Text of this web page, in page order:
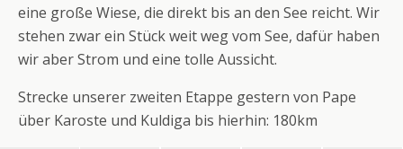
eine große Wiese, die direkt bis an den See reicht. Wir
stehen zwar ein Stück weit weg vom See, dafür haben
wir aber Strom und eine tolle Aussicht.
Strecke unserer zweiten Etappe gestern von Pape
über Karoste und Kuldiga bis hierhin: 180km